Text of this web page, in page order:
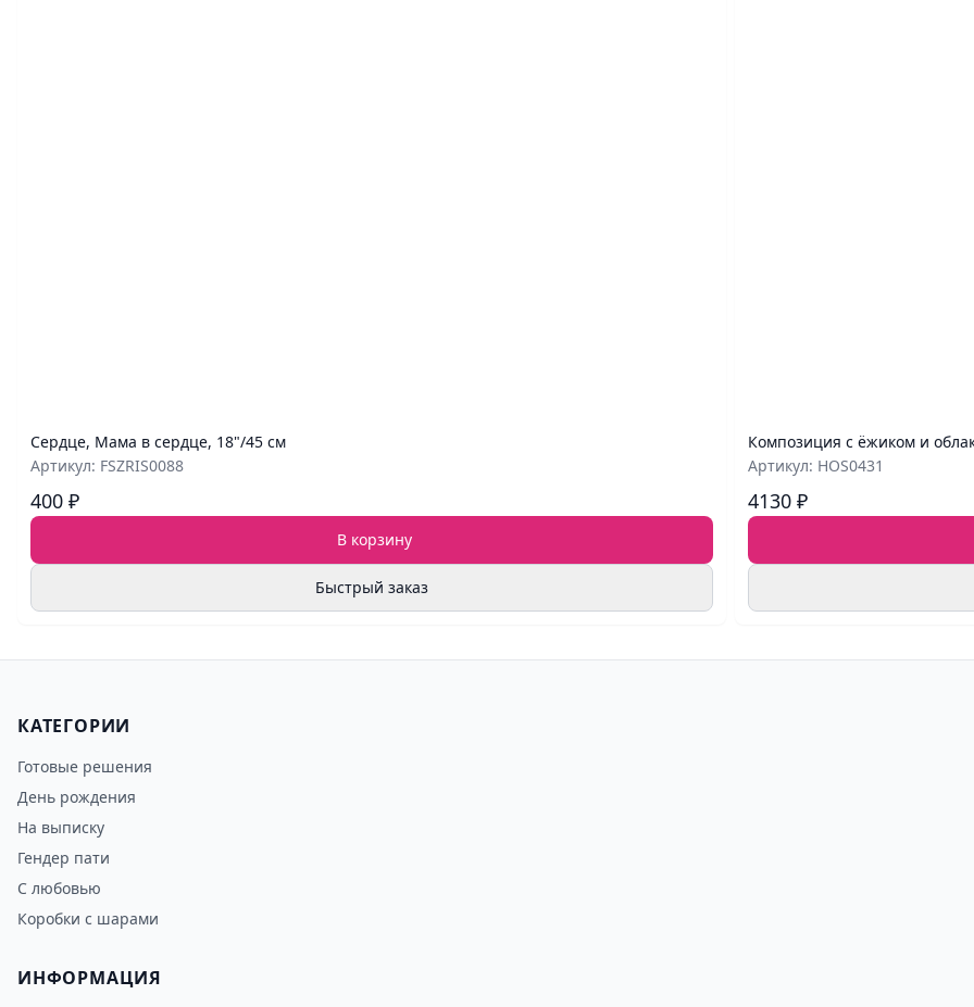
Сердце, Мама в сердце, 18"/45 см
Артикул: FSZRIS0088
400 ₽
В корзину
Быстрый заказ
Композиция с ёжиком и
Артикул: HOS0431
4130 ₽
КАТЕГОРИИ
Готовые решения
День рождения
На выписку
Гендер пати
С любовью
Коробки с шарами
ИНФОРМАЦИЯ